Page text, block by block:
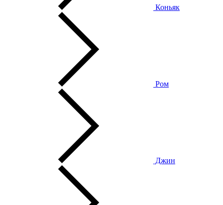
Коньяк
Ром
Джин